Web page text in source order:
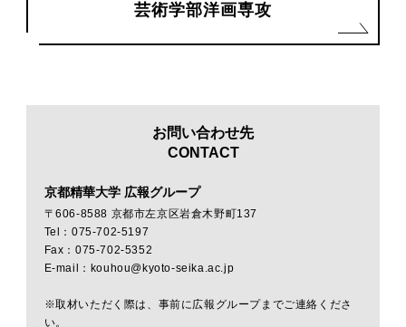
芸術学部洋画専攻
お問い合わせ先
CONTACT
京都精華大学 広報グループ
〒606-8588 京都市左京区岩倉木野町137
Tel：075-702-5197
Fax：075-702-5352
E-mail：kouhou@kyoto-seika.ac.jp
※取材いただく際は、事前に広報グループまでご連絡くださ
い。